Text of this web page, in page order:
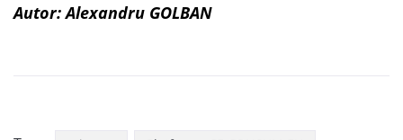
Autor: Alexandru GOLBAN